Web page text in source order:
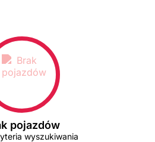
pojazdów
wyszukiwania